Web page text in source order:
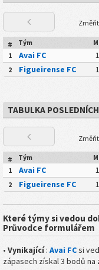
# Tým
1
Avai FC 1
2 Figueirense FC 1
TABULKA
# Tým
1
Avai FC 1
2 Figueirense FC 1
Které týmy si vedou
Průvodce formulářem
• Vynikající: Avai FCsi
zápasech získal 3 bodů na